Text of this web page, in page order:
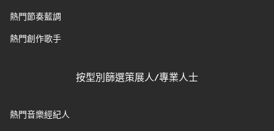
熱門節奏藍調
熱門創作歌手
按型別篩選策展人/專業人士
熱門音樂經紀人